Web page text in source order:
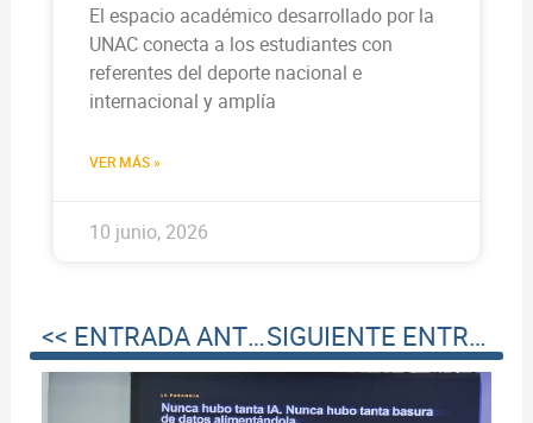
El espacio académico desarrollado por la
UNAC conecta a los estudiantes con
referentes del deporte nacional e
internacional y amplía
VER MÁS »
10 junio, 2026
<< ENTRADA ANTERIOR SIGUIENTE ENTRADA >>